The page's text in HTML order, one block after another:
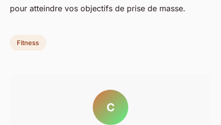
pour atteindre vos objectifs de prise de masse.
Fitness
C